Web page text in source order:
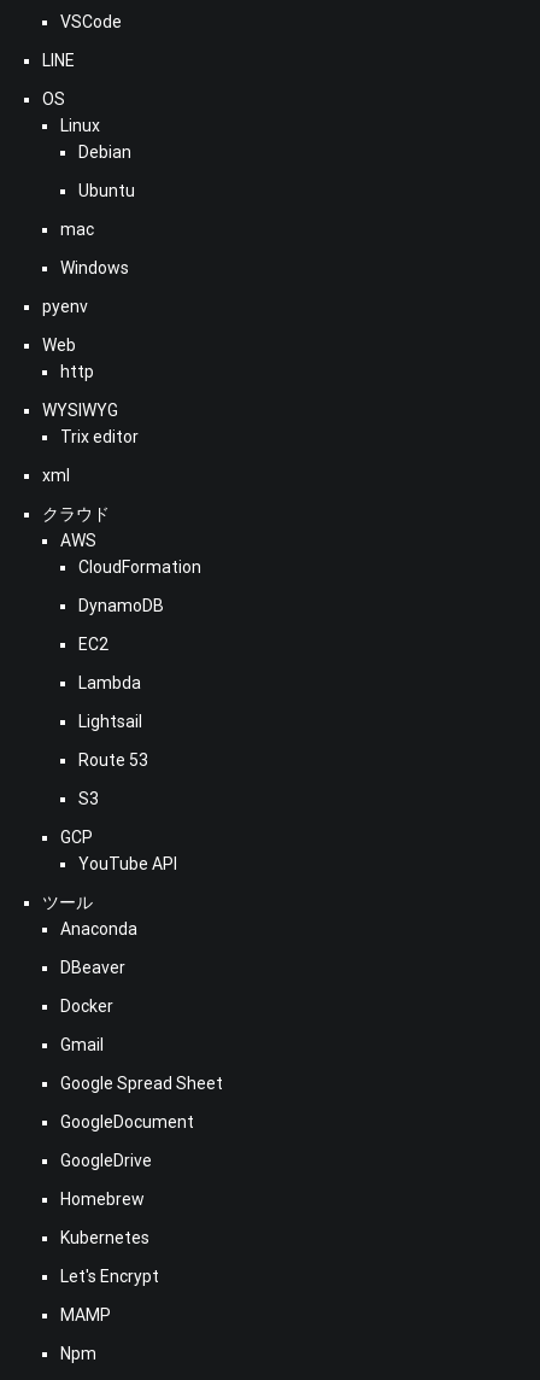
VSCode
LINE
OS
Linux
Debian
Ubuntu
mac
Windows
pyenv
Web
http
WYSIWYG
Trix editor
xml
クラウド
AWS
CloudFormation
DynamoDB
EC2
Lambda
Lightsail
Route 53
S3
GCP
YouTube API
ツール
Anaconda
DBeaver
Docker
Gmail
Google Spread Sheet
GoogleDocument
GoogleDrive
Homebrew
Kubernetes
Let's Encrypt
MAMP
Npm